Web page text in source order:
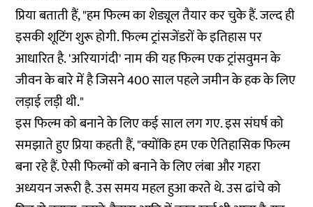
प्रिया बताती हैं, "हम फिल्म का शेड्यूल तैयार कर चुके हैं. जल्द ही
इसकी शूटिंग शुरू होगी. फिल्म ट्रांसजेंडरों के इतिहास पर
आधारित है. 'अरियागंदी' नाम की यह फिल्म एक ट्रांसवुमन के
जीवन के बारे में है जिसने 400 साल पहले जमीन के हक के लिए
लड़ाई लड़ी थी."
इस फिल्म को बनाने के लिए कई साल लग गए. इस संघर्ष को
समझाते हुए प्रिया कहती हैं, "क्योंकि हम एक ऐतिहासिक फिल्म
बना रहे हैं. ऐसी फिल्मों को बनाने के लिए लंबा और गहरा
अध्ययन जरूरी है. उस समय महल हुआ करते थे. उस ढांचे को